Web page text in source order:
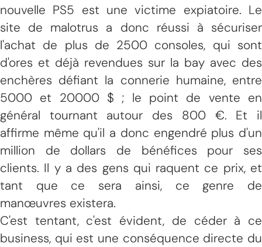
nouvelle PS5 est une victime expiatoire. Le
site de malotrus a donc réussi à sécuriser
l'achat de plus de 2500 consoles, qui sont
d'ores et déjà revendues sur la bay avec des
enchères défiant la connerie humaine, entre
5000 et 20000 $ ; le point de vente en
général tournant autour des 800 €. Et il
affirme même qu'il a donc engendré plus d'un
million de dollars de bénéfices pour ses
clients. Il y a des gens qui raquent ce prix, et
tant que ce sera ainsi, ce genre de
manœuvres existera.
C'est tentant, c'est évident, de céder à ce
business, qui est une conséquence directe du